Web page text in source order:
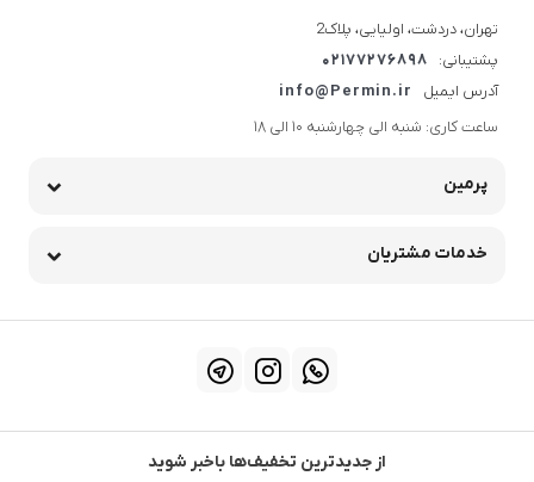
تهران، دردشت، اولیایی، پلاک2
پشتیبانی:
02177276898
آدرس ایمیل
info@Permin.ir
ساعت کاری: شنبه الی چهارشنبه 10 الی 18
پرمین
خدمات مشتریان
از جدیدترین تخفیف‌ها باخبر شوید